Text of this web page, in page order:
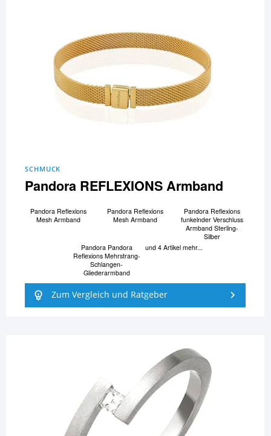
SCHMUCK
Pandora REFLEXIONS Armband
Pandora Reflexions
Mesh Armband
Pandora Reflexions
Mesh Armband
Pandora Reflexions
funkelnder Verschluss
Armband Sterling-
Silber
Pandora Pandora
Reflexions Mehrstrang-
Schlangen-
Gliederarmband
und 4 Artikel mehr...
Zum Vergleich und Ratgeber